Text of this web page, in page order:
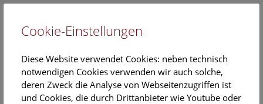
EN
Cookie-Einstellungen
Diese Website verwendet Cookies: neben technisch
notwendigen Cookies verwenden wir auch solche,
deren Zweck die Analyse von Webseitenzugriffen ist
und Cookies, die durch Drittanbieter wie Youtube oder